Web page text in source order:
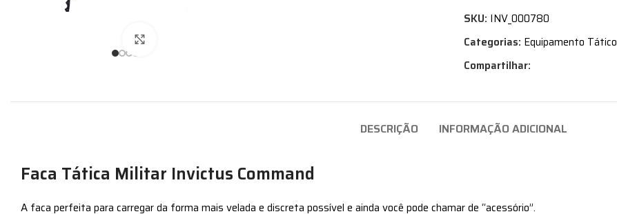
SKU: INV_000780
Categorias: Equipamento Tático
Compartilhar:
DESCRIÇÃO INFORMAÇÃO ADICIONAL
Faca Tática Militar Invictus Command
A faca perfeita para carregar da forma mais velada e discreta possível e ainda você pode chamar de “acessório”.